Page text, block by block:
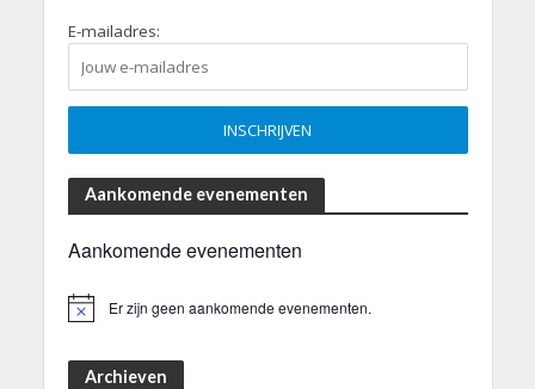
E-mailadres:
Aankomende evenementen
Aankomende evenementen
Er zijn geen aankomende evenementen.
Archieven